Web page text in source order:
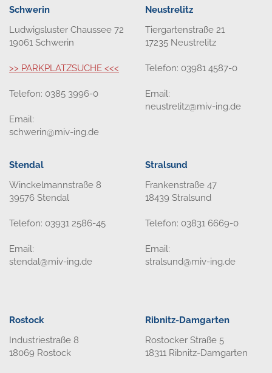
Schwerin
Ludwigsluster Chaussee 72
19061 Schwerin
>> PARKPLATZSUCHE <<<
Telefon: 0385 3996-0
Email:
schwerin@miv-ing.de
Neustrelitz
Tiergartenstraße 21
17235 Neustrelitz
Telefon: 03981 4587-0
Email:
neustrelitz@miv-ing.de
Stendal
Winckelmannstraße 8
39576 Stendal
Telefon: 03931 2586-45
Email:
stendal@miv-ing.de
Stralsund
Frankenstraße 47
18439 Stralsund
Telefon: 03831 6669-0
Email:
stralsund@miv-ing.de
Rostock
Industriestraße 8
18069 Rostock
Ribnitz-Damgarten
Rostocker Straße 5
18311 Ribnitz-Damgarten